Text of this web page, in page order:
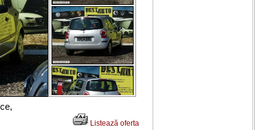
,
Listează oferta